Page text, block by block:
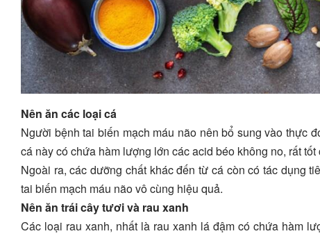
Nên ăn các loại cá
Người bệnh tai biến mạch máu não nên bổ sung vào thực
cá này có chứa hàm lượng lớn các acid béo không no, rất
Ngoài ra, các dưỡng chất khác đến từ cá còn có tác dụng
tai biến mạch máu não vô cùng hiệu quả.
Nên ăn trái cây tươi và rau xanh
Các loại rau xanh, nhất là rau xanh lá đậm có chứa hàm